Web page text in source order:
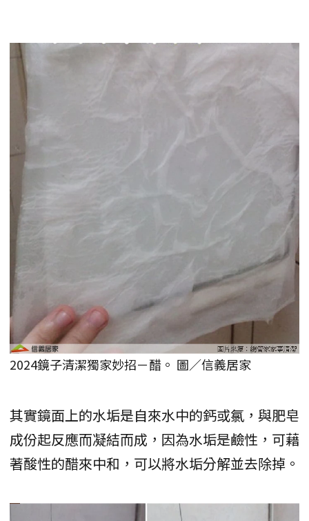
2024鏡子清潔獨家妙招－醋。 圖／信義居家
其實鏡面上的水垢是自來水中的鈣或氯，與肥皂
成份起反應而凝結而成，因為水垢是鹼性，可藉
著酸性的醋來中和，可以將水垢分解並去除掉。